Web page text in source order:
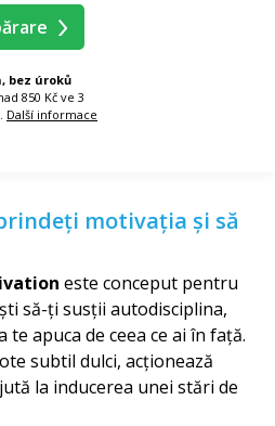
bez úroků
850 Kč ve 3
Další informace
motivația și să
este conceput pentru
să-ți susții autodisciplina,
apuca de ceea ce ai în față.
subtil dulci, acționează
la inducerea unei stări de